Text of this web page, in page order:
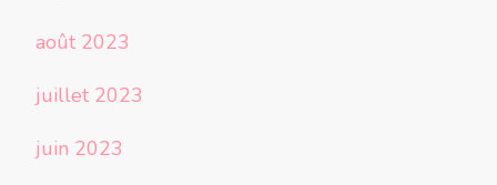
août 2023
juillet 2023
juin 2023